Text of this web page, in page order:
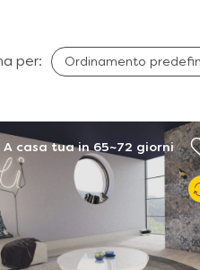
per:
A casa tua in 65~72 giorni